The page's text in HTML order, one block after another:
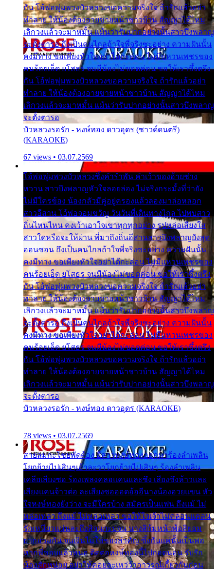
กัน โอ้พ่อพุ่มพวงบัวหลวงขอความจริงใจ ถ้ารักแล้วอย่า
ทำลาย ให้น้องต้องอายขายหน้าชาวบ้าน สัญญาได้ไหม
เลิกวงแล้วจะมาหมั้น แม้นว่ารับปากอย่างนั้นสาวบึงพลาญ
จะตั้งตารอ ถึงเป็นคนไกลถ้าใจพี่จริงซะอย่าง ความฝันนั้น
คงมีทาง ขอเพียงหัวใจอย่าได้กะล่อน ไม่มีแหวนเพชรของ
คนร้อยเอ็ด ยโสธร จนมีน้องไม่ขอดค่อน ขอให้เราซึ้งตรึง
กัน โอ้พ่อพุ่มพวงบัวหลวงขอความจริงใจ ถ้ารักแล้วอย่า
ทำลาย ให้น้องต้องอายขายหน้าชาวบ้าน สัญญาได้ไหม
เลิกวงแล้วจะมาหมั้น แม้นว่ารับปากอย่างนั้นสาวบึงพลาญ
จะตั้งตารอ
บัวหลวงรอรัก - หงษ์ทอง ดาวอุดร (ซาวด์ดนตรี)
(KARAOKE)
67 views • 03.07.2569
โอ้พ่อพุ่มพวงบัวหลวงซึ้งคำรำพัน คำเว้าของอ้ายช่าง
หวาน สาวบึงพลาญหัวใจลอยล่อง ไม่จริงกระมั้งที่ว่ายัง
ไม่มีใครข้อง น้องกลัวมีคู่อยู่ครองแล้วลองมาล่อหลอก
สาวอีสาน โอ้พ่อจอมขวัญ วันวันพี่เดินทางไกล ไปพบสาว
ถิ่นไหนไหน คงเว้าเอาใจเขาทุกทุกอย่าง รูปหล่อเสียงใส
สาวใดหรือจะให้ผ่าน พี่มาถึงถิ่นอีสานสาวบึงพลาญยังสุด
ออนซอน ถึงเป็นคนไกลถ้าใจพี่จริงซะอย่าง ความฝันนั้น
คงมีทาง ขอเพียงหัวใจอย่าได้กะล่อน ไม่มีแหวนเพชรของ
คนร้อยเอ็ด ยโสธร จนมีน้องไม่ขอดค่อน ขอให้เราซึ้งตรึง
กัน โอ้พ่อพุ่มพวงบัวหลวงขอความจริงใจ ถ้ารักแล้วอย่า
ทำลาย ให้น้องต้องอายขายหน้าชาวบ้าน สัญญาได้ไหม
เลิกวงแล้วจะมาหมั้น แม้นว่ารับปากอย่างนั้นสาวบึงพลาญ
จะตั้งตารอ ถึงเป็นคนไกลถ้าใจพี่จริงซะอย่าง ความฝันนั้น
คงมีทาง ขอเพียงหัวใจอย่าได้กะล่อน ไม่มีแหวนเพชรของ
คนร้อยเอ็ด ยโสธร จนมีน้องไม่ขอดค่อน ขอให้เราซึ้งตรึง
กัน โอ้พ่อพุ่มพวงบัวหลวงขอความจริงใจ ถ้ารักแล้วอย่า
ทำลาย ให้น้องต้องอายขายหน้าชาวบ้าน สัญญาได้ไหม
เลิกวงแล้วจะมาหมั้น แม้นว่ารับปากอย่างนั้นสาวบึงพลาญ
จะตั้งตารอ
บัวหลวงรอรัก - หงษ์ทอง ดาวอุดร (KARAOKE)
78 views • 03.07.2569
สายลมกะโชยพัดต้อง อีสาวหงษ์ทองออกมาร้องลำเพลิน
โยกย้ายไปเสินๆเอ้าละวาโยกย้ายไปเสินๆ ร้องลำเพลิน
เคลียเสียงซอ ร้องเพลงคลอแคนและซึง เสียงซึงห้าวและ
เสียงแคนจ้าวต่อ ละเสียงซอออดอ้ออีนางน้องอวยแขน หัว
ใจหงษ์ทองยังว่าง จะมีใครบ้าง สมัครเป็นแฟน ถึงแม้ ไม่
หล่อเหลา ถึงแม้ ไม่หล่อเหลา ขอให้ใจเจ้าไม่คลอนแคลน
รักเหนียวแน่นละถึงสิจนกะบ่จน นางสิก้มหน้าพ้อสิยอม
ยากฮ่วมกัน จนเงินไม่ใช่ของสำคัญ ซึ้งกันแค่นั้นเป็นพอ
หากพี่ชอบแล้วหนอ ติดต่อหงษ์ทองนี้ไปกอดนอน รับรัก
น้องสักหน่อย อย่าให้คอยละเหว่ว้าอาวรณ์เกี้ยวกันก่อน